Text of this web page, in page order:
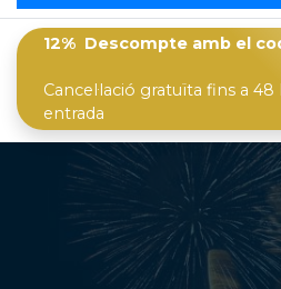
12% Descompte amb el
Cancel·lació gratuïta fins a
entrada